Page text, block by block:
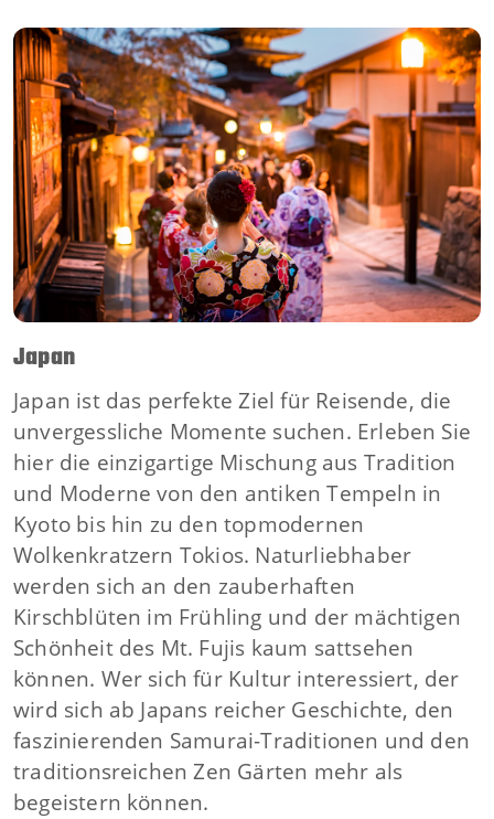
Japan
Japan ist das perfekte Ziel für Reisende, die
unvergessliche Momente suchen. Erleben Sie
hier die einzigartige Mischung aus Tradition
und Moderne von den antiken Tempeln in
Kyoto bis hin zu den topmodernen
Wolkenkratzern Tokios. Naturliebhaber
werden sich an den zauberhaften
Kirschblüten im Frühling und der mächtigen
Schönheit des Mt. Fujis kaum sattsehen
können. Wer sich für Kultur interessiert, der
wird sich ab Japans reicher Geschichte, den
faszinierenden Samurai-Traditionen und den
traditionsreichen Zen Gärten mehr als
begeistern können.